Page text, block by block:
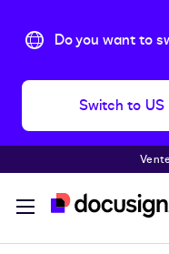
Do you want to
Switch to US
Passer au contenu